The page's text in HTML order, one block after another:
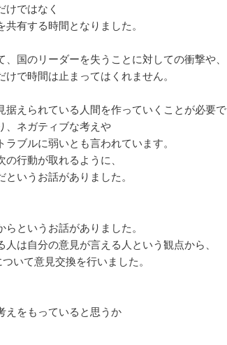
けではなく
有する時間となりました。
国のリーダーを失うことに対しての衝撃や、
で時間は止まってはくれません。
据えられている人間を作っていくことが必要で
、ネガティブな考えや
ブルに弱いとも言われています。
行動が取れるように、
いうお話がありました。
というお話がありました。
は自分の意見が言える人という観点から、
いて意見交換を行いました。
えをもっていると思うか